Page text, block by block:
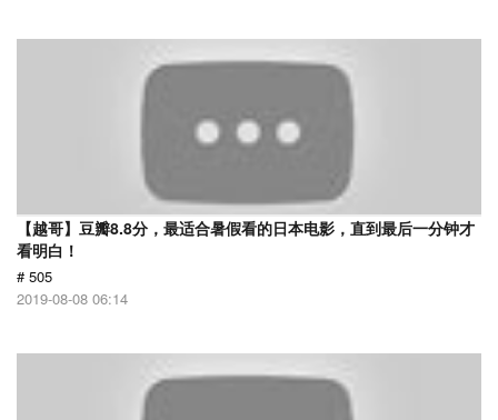
【越哥】豆瓣8.8分，最适合暑假看的日本电影，直到最后一分钟才
看明白！
# 505
2019-08-08 06:14